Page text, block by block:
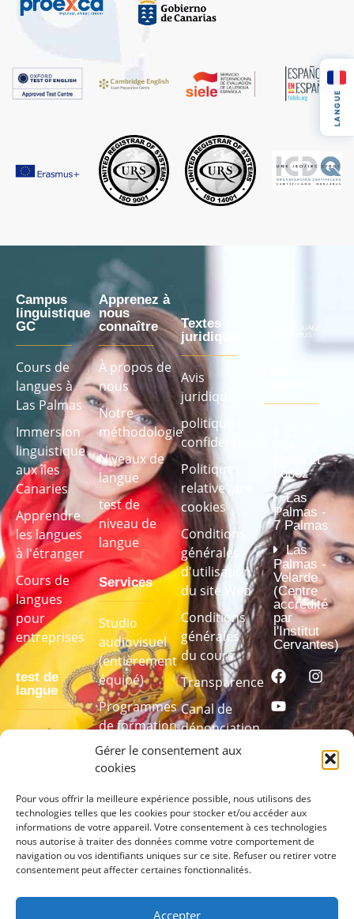
Gérer le consentement aux
cookies
Pour vous offrir la meilleure expérience possible, nous utilisons des
technologies telles que les cookies pour stocker et/ou accéder aux
informations de votre appareil. Votre consentement à ces technologies
nous autorise à traiter des données comme votre comportement de
navigation ou vos identifiants uniques sur ce site. Refuser ou retirer votre
consentement peut affecter certaines fonctionnalités.
Accepter
Campus
linguistique
GC
Cours de
langues à
Las Palmas
Immersion
linguistique
aux îles
Canaries
Apprendre
les langues
à l'étranger
Cours de
langues
pour
entreprises
test de
langue
pour
connaître
votre niveau
PASSEZ
ICI
Apprenez à
nous
connaître
À propos de
nous
Notre
méthodologie
Niveaux de
langue
test de
niveau de
langue
Services
Studio
audiovisuel
(entièrement
équipé)
Programmes
de formation
linguistique
sur mesure
Textes
juridiques
Avis
juridique
politique de
confidentialité
Politique
relative aux
cookies
Conditions
générales
d'utilisation
du site Web
Conditions
générales
du cours
Transparence
Canal de
dénonciation
Mesa et
López
Las
Palmas -
7 Palmas
Las
Palmas -
Velarde
(Centre
accrédité
par
l'Institut
Cervantes)
LANGUE